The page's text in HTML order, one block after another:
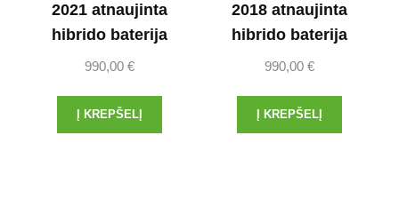
2021 atnaujinta
hibrido baterija
990,00€
Į KREPŠELĮ
2018 atnaujinta
hibrido baterija
990,00 €
Į KREPŠELĮ